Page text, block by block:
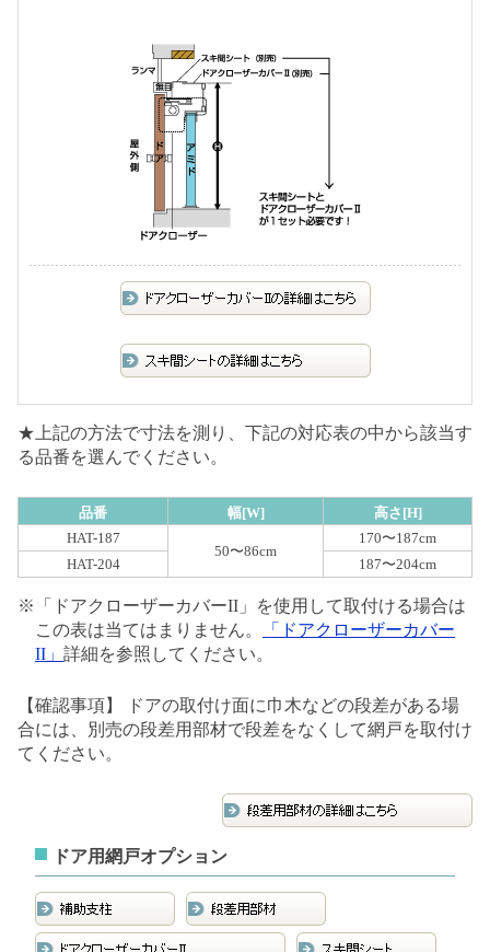
★上記の方法で寸法を測り、下記の対応表の中から該当す
る品番を選んでください。
品番 幅[W]
高さ[H]
HAT-187
50〜86cm
170〜187cm
HAT-204
187〜204cm
※「ドアクローザーカバーII」を使用して取付ける場合は
この表は当てはまりません。
「ドアクローザーカバー
II」 詳細を参照してください。
【確認事項】 ドアの取付け面に巾木などの段差がある場
合には、別売の段差用部材で段差をなくして網戸を取付け
てください。
ドア用網戸オプション